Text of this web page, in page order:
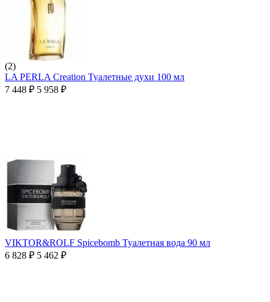
(2)
LA PERLA Creation Туалетные духи 100 мл
7 448 ₽ 5 958 ₽
VIKTOR&ROLF Spicebomb Туалетная вода 90 мл
6 828 ₽ 5 462 ₽